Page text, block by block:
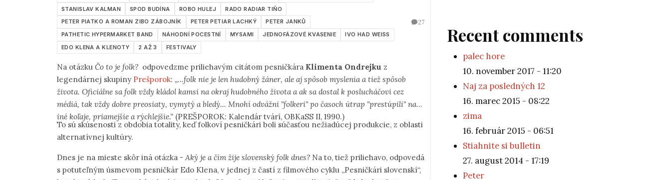
STANISLAV KALMAN
SPOD BUDÍNA ROBO HULEJ
RADO RADIAR TIŇO
PETER PIATKO A ROMAN ZIBO ZÁBOJNÍK
PETER PETIAR LACHKÝ
PETER JANKŮ
PATHETIC HYPERMARKET BAND
NÁHODNÍ POCESTNÍ MYSAMI JEDNOFÁZOVÉ KVASENIE
IVO HAD WEISS
EDO KLENA A KLENOTY
2 AŽ 3 FESTIVALY
27
Na otázku Čo to je folk? odpovedzme priliehavým citátom pesničkára Klimenta Ondrejku z
legendárnej skupiny Prešporok: „...folk nie je len hudobný žáner, ale aj spôsob myslenia a tiež spôsob
života. Oficiálne sa folk vždy kládol kamsi na okraj hudobného života a ak sa dostal k poslucháčovi cez
médiá, tak vždy dobre preosiaty, vymytý a bledý... Mnohí odvážni "folkeri" po časoch útrap "prestúpili" na
iné koľaje, priamejšie a rýchlejšie.“ (PREŠPOROK: Kalendár tvárí, OBKaSS II, 1990.)
To sú skúsenosti z obdobia totality, keď folkoví pesničkári boli súčasťou nežiadúcej produkcie, z oblasti
alternatívnej kultúry.
Dnes je na mieste skôr iná otázka - Aký je a čím žije slovenský folk dnes? Na to, tiež priliehavo, odpovedá
s potuteľným úsmevom pesničkár Edo Klena, v jednej z častí z filmového cyklu „Pesničkári slovenskí“,
Recent comments
palec hore
10. november 2017 - 11:20
Naj za posledných 12
16. marec 2015 - 08:22
zima
16. február 2015 - 06:51
Stiahnite si bulletin
27. august 2014 - 17:19
Peter